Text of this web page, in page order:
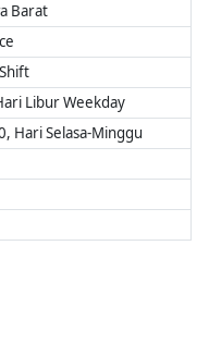
Barat
Libur Weekday
Hari Selasa-Minggu